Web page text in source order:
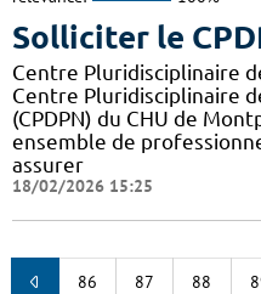
Solliciter le
Centre Pluridisciplinaire
Centre Pluridisciplinaire
(CPDPN) du CHU de
ensemble de
assurer
18/02/2026 15:25
86 87 88